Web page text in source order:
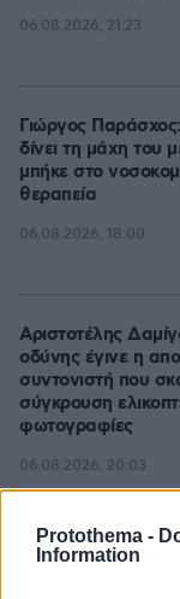
Protothema -
Information
06.08.2026, 21:23
Γιώργος
δίνει τη μάχη του
μπήκε στο
θεραπεία
06.08.2026, 18:00
Αριστοτέλης
οδύνης έγινε η
συντονιστή που
σύγκρουση
φωτογραφίες
06.08.2026, 20:03
Πέθανε το άσπρο
συμβίωνε με